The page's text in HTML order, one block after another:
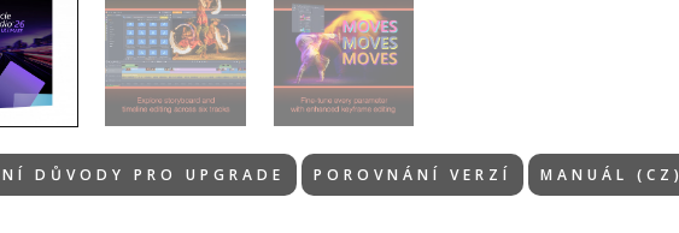
DŮVODY PRO UPGRADE POROVNÁNÍ VERZÍ MANUÁL (CZ)